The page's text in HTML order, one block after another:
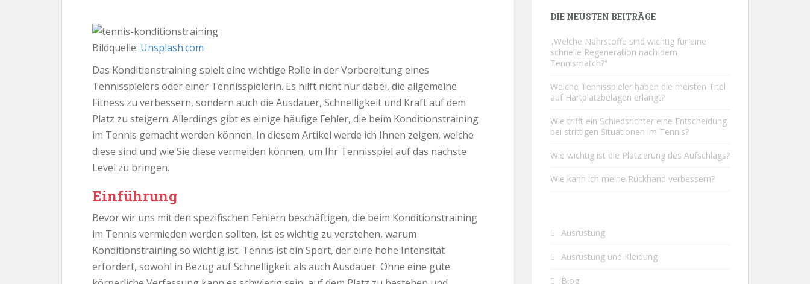
Bildquelle: Unsplash.com
Das Konditionstraining spielt eine wichtige Rolle in der Vorbereitung eines
Tennisspielers oder einer Tennisspielerin. Es hilft nicht nur dabei, die allgemeine
Fitness zu verbessern, sondern auch die Ausdauer, Schnelligkeit und Kraft auf dem
Platz zu steigern. Allerdings gibt es einige häufige Fehler, die beim Konditionstraining
im Tennis gemacht werden können. In diesem Artikel werde ich Ihnen zeigen, welche
diese sind und wie Sie diese vermeiden können, um Ihr Tennisspiel auf das nächste
Level zu bringen.
Einführung
Bevor wir uns mit den spezifischen Fehlern beschäftigen, die beim Konditionstraining
im Tennis vermieden werden sollten, ist es wichtig zu verstehen, warum
Konditionstraining so wichtig ist. Tennis ist ein Sport, der eine hohe Intensität
erfordert, sowohl in Bezug auf Schnelligkeit als auch Ausdauer. Ohne eine gute
DIE NEUSTEN BEITRÄGE
„Welche Nährstoffe sind wichtig für eine
schnelle Regeneration nach dem
Tennismatch?“
Welche Tennisspieler haben die meisten Titel
auf Hartplatzbelägen erlangt?
Wie trifft ein Schiedsrichter eine Entscheidung
bei strittigen Situationen im Tennis?
Wie wichtig ist die Platzierung des Aufschlags?
Wie kann ich meine Rückhand verbessern?
Ausrüstung
Ausrüstung und Kleidung
Blog